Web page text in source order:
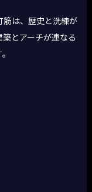
筋は、歴史と洗練が
とアーチが連なる